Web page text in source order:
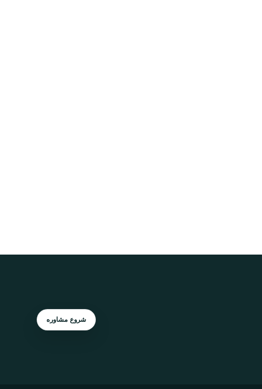
شروع مشاوره